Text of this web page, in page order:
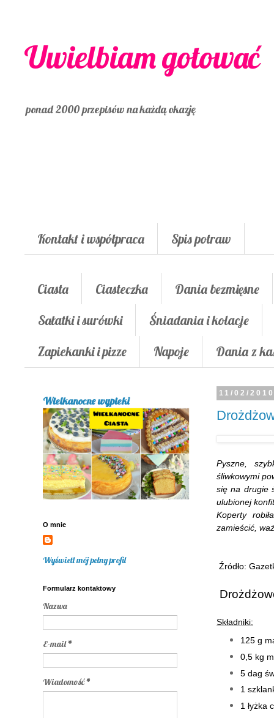
Uwielbiam gotować
ponad 2000 przepisów na każdą okazję
Kontakt i współpraca Spis potraw
Ciasta Ciasteczka
Dania bezmięsne
Sałatki i surówki
Śniadania i kolacje
Zapiekanki i pizze
Napoje Dania z
11/02/
Pyszne,
śliwkowymi
się na drugie
ulubionej
Koperty
zamieścić,
Źródło:
Składniki:
125 g
0,5 kg
5 dag
1
1 łyżka
Wielkanocne wypieki
O mnie
Wyświetl mój pełny profil
Formularz kontaktowy
Nazwa
E-mail*
Wiadomość*